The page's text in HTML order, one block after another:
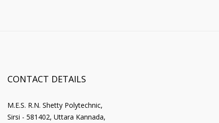
CONTACT DETAILS
M.E.S. R.N. Shetty Polytechnic,
Sirsi - 581402, Uttara Kannada,